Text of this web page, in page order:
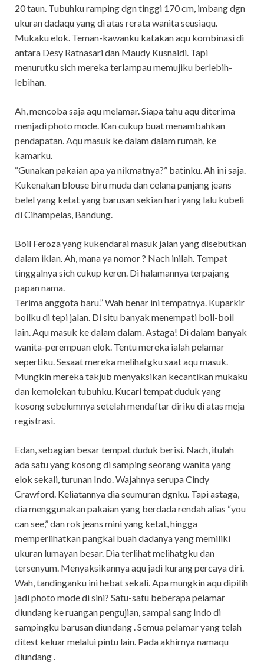
20 taun. Tubuhku ramping dgn tinggi 170 cm, imbang dgn
ukuran dadaqu yang di atas rerata wanita seusiaqu.
Mukaku elok. Teman-kawanku katakan aqu kombinasi di
antara Desy Ratnasari dan Maudy Kusnaidi. Tapi
menurutku sich mereka terlampau memujiku berlebih-
lebihan.
Ah, mencoba saja aqu melamar. Siapa tahu aqu diterima
menjadi photo mode. Kan cukup buat menambahkan
pendapatan. Aqu masuk ke dalam dalam rumah, ke
kamarku.
“Gunakan pakaian apa ya nikmatnya?” batinku. Ah ini saja.
Kukenakan blouse biru muda dan celana panjang jeans
belel yang ketat yang barusan sekian hari yang lalu kubeli
di Cihampelas, Bandung.
Boil Feroza yang kukendarai masuk jalan yang disebutkan
dalam iklan. Ah, mana ya nomor ? Nach inilah. Tempat
tinggalnya sich cukup keren. Di halamannya terpajang
papan nama.
Terima anggota baru.” Wah benar ini tempatnya. Kuparkir
boilku di tepi jalan. Di situ banyak menempati boil-boil
lain. Aqu masuk ke dalam dalam. Astaga! Di dalam banyak
wanita-perempuan elok. Tentu mereka ialah pelamar
sepertiku. Sesaat mereka melihatgku saat aqu masuk.
Mungkin mereka takjub menyaksikan kecantikan mukaku
dan kemolekan tubuhku. Kucari tempat duduk yang
kosong sebelumnya setelah mendaftar diriku di atas meja
registrasi.
Edan, sebagian besar tempat duduk berisi. Nach, itulah
ada satu yang kosong di samping seorang wanita yang
elok sekali, turunan Indo. Wajahnya serupa Cindy
Crawford. Keliatannya dia seumuran dgnku. Tapi astaga,
dia menggunakan pakaian yang berdada rendah alias “you
can see,” dan rok jeans mini yang ketat, hingga
memperlihatkan pangkal buah dadanya yang memiliki
ukuran lumayan besar. Dia terlihat melihatgku dan
tersenyum. Menyaksikannya aqu jadi kurang percaya diri.
Wah, tandinganku ini hebat sekali. Apa mungkin aqu dipilih
jadi photo mode di sini? Satu-satu beberapa pelamar
diundang ke ruangan pengujian, sampai sang Indo di
sampingku barusan diundang . Semua pelamar yang telah
ditest keluar melalui pintu lain. Pada akhirnya namaqu
diundang .